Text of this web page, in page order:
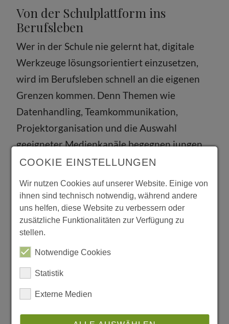
Von der Schulplattform ins
Berufsleben
Wer in der Schule nie gelernt hat, digitale
Werkzeuge lösungsorientiert einzusetzen,
wird im Berufsleben schnell an die eigenen
Grenzen kommen. Denn Themen wie
Datenhandling, Teamkommunikation,
Projektorganisation und die Auswahl
geeigneter Medienkanäle begegnen jungen
Menschen im Berufsalltag genauso wie in der
höheren Erwartungen.
Statt an die Lehrerin geht die E-Mail an die
Geschäftsführerin. Statt den Hausaufgaben
landen Dateien mit den aktuellen
Verkaufszahlen auf dem Laufwerk. In der
mehr um Nationalparks in den USA, sondern
um Vertriebsgebiete. Und das extralange
COOKIE EINSTELLUNGEN
Wir nutzen Cookies auf unserer Website. Einige von
ihnen sind technisch notwendig, während andere
uns helfen, diese Website zu verbessern oder
zusätzliche Funktionalitäten zur Verfügung zu
stellen.
Notwendige Cookies
Statistik
Externe Medien